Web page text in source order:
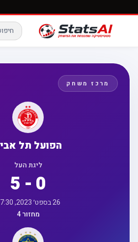
מרכז משחק
הפועל תל אביב
ליגת העל
5 - 0
26 בספט׳ 2023, 17:30
מחזור 4